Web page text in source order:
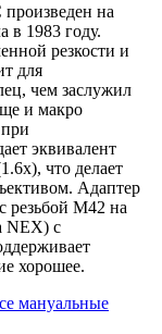
на
в 1983 году.
резкости и
для
чем заслужил
и макро
эквивалент
что делает
Адаптер
резьбой M42 на
NEX) с
хорошее.
мануальные